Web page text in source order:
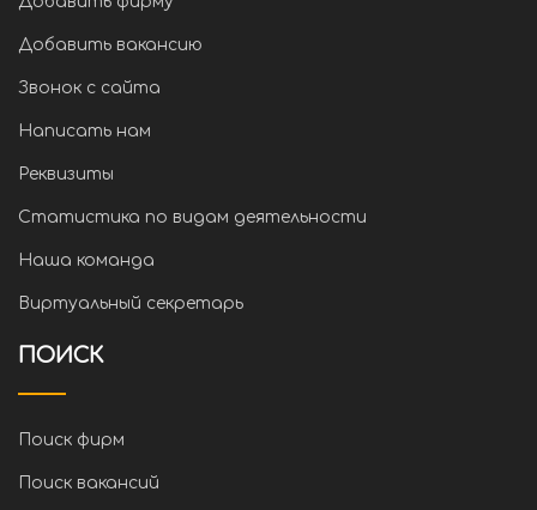
Добавить вакансию
Звонок с сайта
Написать нам
Реквизиты
Статистика по видам деятельности
Наша команда
Виртуальный секретарь
ПОИСК
Поиск фирм
Поиск вакансий